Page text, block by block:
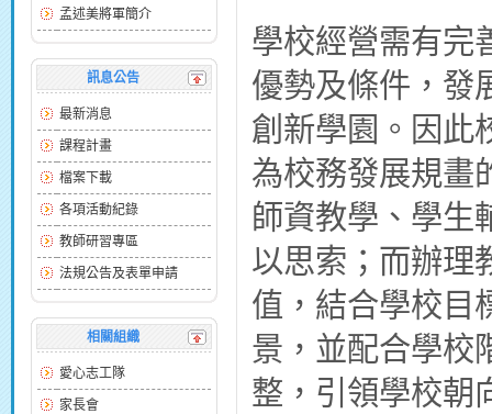
孟述美將軍簡介
訊息公告
最新消息
課程計畫
檔案下載
各項活動紀錄
教師研習專區
法規公告及表單申請
相關組織
愛心志工隊
家長會
學校經營需有完
優勢及條件，發
創新學園。因此
為校務發展規畫
師資教學、學生
以思索；而辦理
值，結合學校目
景，並配合學校
整，引領學校朝